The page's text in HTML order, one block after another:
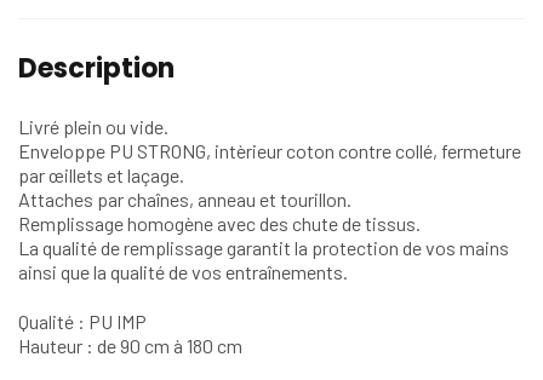
Description
Livré plein ou vide.
Enveloppe PU STRONG, intèrieur coton contre collé, fermeture
par œillets et laçage.
Attaches par chaînes, anneau et tourillon.
Remplissage homogène avec des chute de tissus.
La qualité de remplissage garantit la protection de vos mains
ainsi que la qualité de vos entraînements.
Qualité : PU IMP
Hauteur : de 90 cm à 180 cm